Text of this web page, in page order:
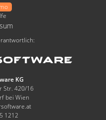
KG
Str. 420/16
bei Wien
1212